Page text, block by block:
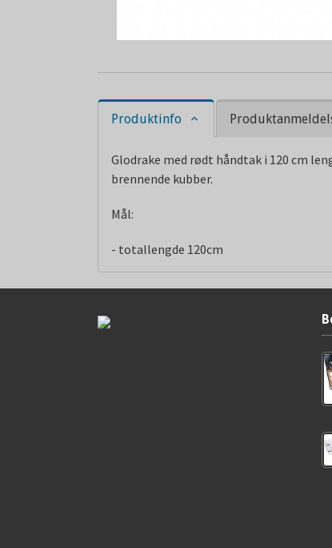
Produktinfo
Glodrake med rødt håndtak i 120 cm
brennende kubber.
Mål:
- totallengde 120cm